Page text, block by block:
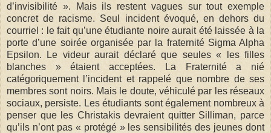
d’invisibilité ». Mais ils restent vagues sur tout exemple
concret de racisme. Seul incident évoqué, en dehors du
courriel : le fait qu’une étudiante noire aurait été laissée à la
porte d’une soirée organisée par la fraternité Sigma Alpha
Epsilon. Le videur aurait déclaré que seules « les filles
blanches » étaient acceptées. La Fraternité a nié
catégoriquement l’incident et rappelé que nombre de ses
membres sont noirs. Mais le doute, véhiculé par les réseaux
sociaux, persiste. Les étudiants sont également nombreux à
penser que les Christakis devraient quitter Silliman, parce
qu’ils n’ont pas « protégé » les sensibilités des jeunes dont